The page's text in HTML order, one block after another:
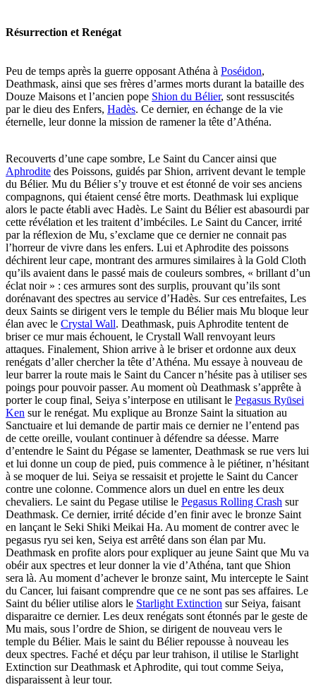
Résurrection et Renégat
Peu de temps après la guerre opposant Athéna à Poséidon,
Deathmask, ainsi que ses frères d’armes morts durant la bataille des
Douze Maisons et l’ancien pope Shion du Bélier, sont ressuscités
par le dieu des Enfers, Hadès. Ce dernier, en échange de la vie
éternelle, leur donne la mission de ramener la tête d’Athéna.
Recouverts d’une cape sombre, Le Saint du Cancer ainsi que
Aphrodite des Poissons, guidés par Shion, arrivent devant le temple
du Bélier. Mu du Bélier s’y trouve et est étonné de voir ses anciens
compagnons, qui étaient censé être morts. Deathmask lui explique
alors le pacte établi avec Hadès. Le Saint du Bélier est abasourdi par
cette révélation et les traitent d’imbéciles. Le Saint du Cancer, irrité
par la réflexion de Mu, s’exclame que ce dernier ne connait pas
l’horreur de vivre dans les enfers. Lui et Aphrodite des poissons
déchirent leur cape, montrant des armures similaires à la Gold Cloth
qu’ils avaient dans le passé mais de couleurs sombres, « brillant d’un
éclat noir » : ces armures sont des surplis, prouvant qu’ils sont
dorénavant des spectres au service d’Hadès. Sur ces entrefaites, Les
deux Saints se dirigent vers le temple du Bélier mais Mu bloque leur
élan avec le Crystal Wall. Deathmask, puis Aphrodite tentent de
briser ce mur mais échouent, le Crystall Wall renvoyant leurs
attaques. Finalement, Shion arrive à le briser et ordonne aux deux
renégats d’aller chercher la tête d’Athéna. Mu essaye à nouveau de
leur barrer la route mais le Saint du Cancer n’hésite pas à utiliser ses
poings pour pouvoir passer. Au moment où Deathmask s’apprête à
porter le coup final, Seiya s’interpose en utilisant le Pegasus Ryūsei
Ken sur le renégat. Mu explique au Bronze Saint la situation au
Sanctuaire et lui demande de partir mais ce dernier ne l’entend pas
de cette oreille, voulant continuer à défendre sa déesse. Marre
d’entendre le Saint du Pégase se lamenter, Deathmask se rue vers lui
et lui donne un coup de pied, puis commence à le piétiner, n’hésitant
à se moquer de lui. Seiya se ressaisit et projette le Saint du Cancer
contre une colonne. Commence alors un duel en entre les deux
chevaliers. Le saint du Pegase utilise le Pegasus Rolling Crash sur
Deathmask. Ce dernier, irrité décide d’en finir avec le bronze Saint
en lançant le Seki Shiki Meikai Ha. Au moment de contrer avec le
pegasus ryu sei ken, Seiya est arrêté dans son élan par Mu.
Deathmask en profite alors pour expliquer au jeune Saint que Mu va
obéir aux spectres et leur donner la vie d’Athéna, tant que Shion
sera là. Au moment d’achever le bronze saint, Mu intercepte le Saint
du Cancer, lui faisant comprendre que ce ne sont pas ses affaires. Le
Saint du bélier utilise alors le Starlight Extinction sur Seiya, faisant
disparaitre ce dernier. Les deux renégats sont étonnés par le geste de
Mu mais, sous l’ordre de Shion, se dirigent de nouveau vers le
temple du Bélier. Mais le saint du Bélier repousse à nouveau les
deux spectres. Faché et déçu par leur trahison, il utilise le Starlight
Extinction sur Deathmask et Aphrodite, qui tout comme Seiya,
disparaissent à leur tour.